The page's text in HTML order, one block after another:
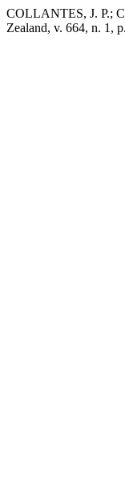
COLLANTES, J. P.;
Zealand, v. 664, n. 1,